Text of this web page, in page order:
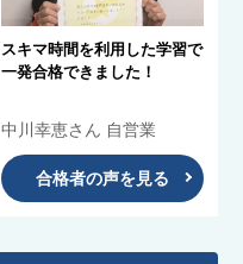
スキマ時間を利用した学習で
一発合格できました！
中川幸恵さん 自営業
合格者の声を見る